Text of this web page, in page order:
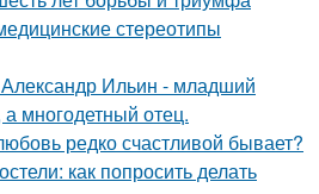
стереотипы
Ильин - младший
многодетный отец.
редко счастливой бывает?
как попросить делать